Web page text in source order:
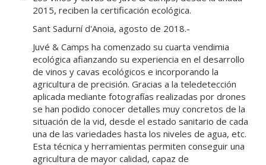
2015, reciben la certificación ecológica.
Sant Sadurní d'Anoia, agosto de 2018.-
Juvé & Camps ha comenzado su cuarta vendimia
ecológica afianzando su experiencia en el desarrollo
de vinos y cavas ecológicos e incorporando la
agricultura de precisión. Gracias a la teledetección
aplicada mediante fotografías realizadas por drones
se han podido conocer detalles muy concretos de la
situación de la vid, desde el estado sanitario de cada
una de las variedades hasta los niveles de agua, etc.
Esta técnica y herramientas permiten conseguir una
agricultura de mayor calidad, capaz de